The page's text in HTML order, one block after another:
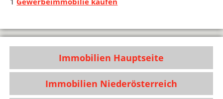
Immobilien Hauptseite
Immobilien Niederösterreich